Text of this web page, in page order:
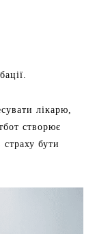
лікарю,
створює
бути